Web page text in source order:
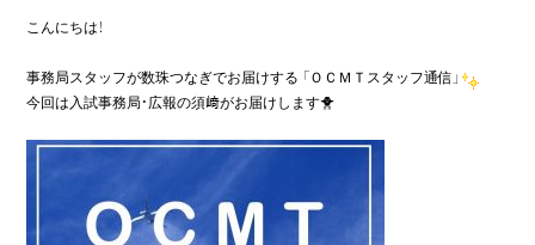
こんにちは！
事務局スタッフが数珠つなぎでお届けする 「ＯＣＭＴスタッフ通信」
今回は入試事務局・広報の須﨑がお届けします🐥